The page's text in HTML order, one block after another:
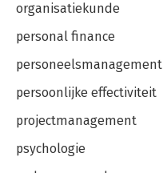
organisatiekunde
personal finance
personeelsmanagement
persoonlijke effectiviteit
projectmanagement
psychologie